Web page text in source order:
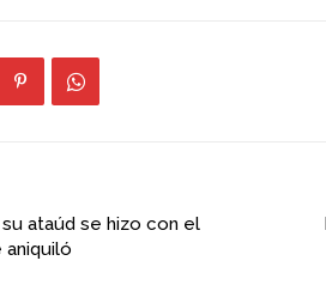
ataúd se hizo con el